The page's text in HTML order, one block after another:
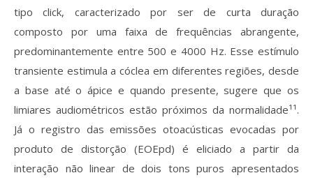
tipo click, caracterizado por ser de curta duração
composto por uma faixa de frequências abrangente,
predominantemente entre 500 e 4000 Hz. Esse estímulo
transiente estimula a cóclea em diferentes regiões, desde
a base até o ápice e quando presente, sugere que os
limiares audiométricos estão próximos da normalidade¹¹.
Já o registro das emissões otoacústicas evocadas por
produto de distorção (EOEpd) é eliciado a partir da
interação não linear de dois tons puros apresentados